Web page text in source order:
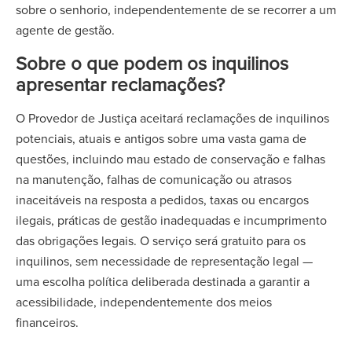
sobre o senhorio, independentemente de se recorrer a um
agente de gestão.
Sobre o que podem os inquilinos
apresentar reclamações?
O Provedor de Justiça aceitará reclamações de inquilinos
potenciais, atuais e antigos sobre uma vasta gama de
questões, incluindo mau estado de conservação e falhas
na manutenção, falhas de comunicação ou atrasos
inaceitáveis na resposta a pedidos, taxas ou encargos
ilegais, práticas de gestão inadequadas e incumprimento
das obrigações legais. O serviço será gratuito para os
inquilinos, sem necessidade de representação legal —
uma escolha política deliberada destinada a garantir a
acessibilidade, independentemente dos meios
financeiros.